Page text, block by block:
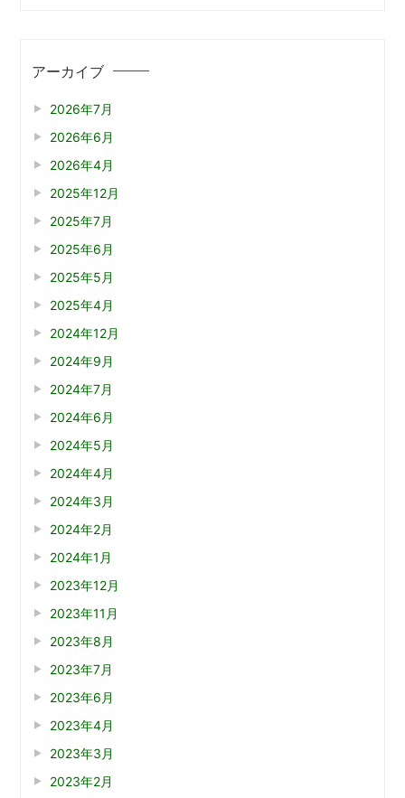
アーカイブ
2026年7月
2026年6月
2026年4月
2025年12月
2025年7月
2025年6月
2025年5月
2025年4月
2024年12月
2024年9月
2024年7月
2024年6月
2024年5月
2024年4月
2024年3月
2024年2月
2024年1月
2023年12月
2023年11月
2023年8月
2023年7月
2023年6月
2023年4月
2023年3月
2023年2月